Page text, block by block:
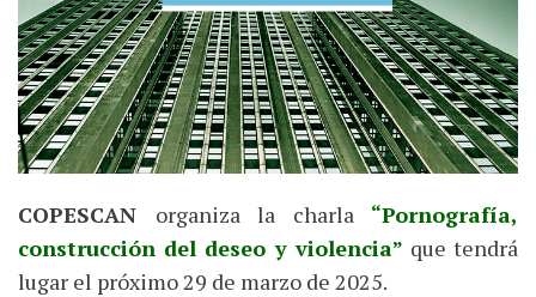
COPESCAN organiza la charla “Pornografía,
construcción del deseo y violencia” que tendrá
lugar el próximo 29 de marzo de 2025.